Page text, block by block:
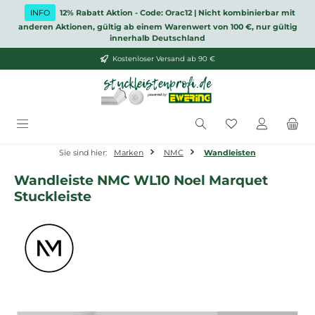
Zum Hauptinhalt springen
INFO
12% Rabatt Aktion - Code: Orac12 | Nicht kombinierbar mit
anderen Aktionen, gültig ab einem Warenwert von 100 €, nur gültig
innerhalb Deutschland
Kostenloser Versand ab 90 €
Du hast 0
Sie sind hier: Marken NMC Wandleisten
Wandleiste NMC WL10 Noel Marquet
Stuckleiste